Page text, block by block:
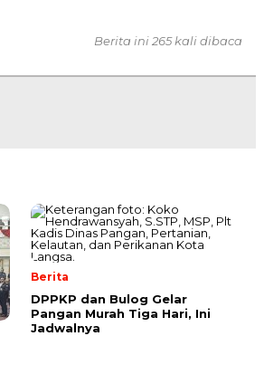
Berita ini 265 kali dibaca
Berita
DPPKP dan Bulog Gelar
Pangan Murah Tiga Hari, Ini
Jadwalnya